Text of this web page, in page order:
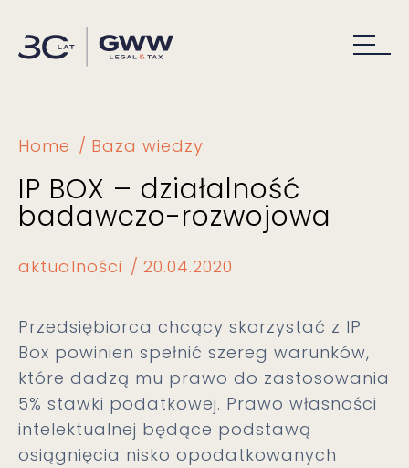
Home Baza wiedzy
IP BOX – działalność
badawczo-rozwojowa
aktualności 20.04.2020
Przedsiębiorca chcący skorzystać z IP
Box powinien spełnić szereg warunków,
które dadzą mu prawo do zastosowania
5% stawki podatkowej. Prawo własności
intelektualnej będące podstawą
osiągnięcia nisko opodatkowanych